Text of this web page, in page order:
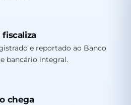
fiscaliza
e reportado ao Banco
bancário integral.
chega